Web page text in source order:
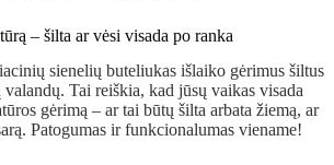
– šilta ar vėsi visada po ranka
sienelių buteliukas išlaiko gėrimus šiltus
Tai reiškia, kad jūsų vaikas visada
gėrimą – ar tai būtų šilta arbata žiemą, ar
Patogumas ir funkcionalumas viename!